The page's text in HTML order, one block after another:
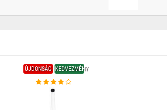
ÚJDONSÁG KEDVEZMÉNY